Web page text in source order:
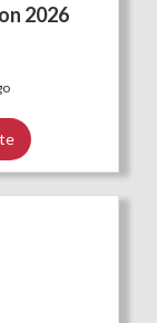
2026